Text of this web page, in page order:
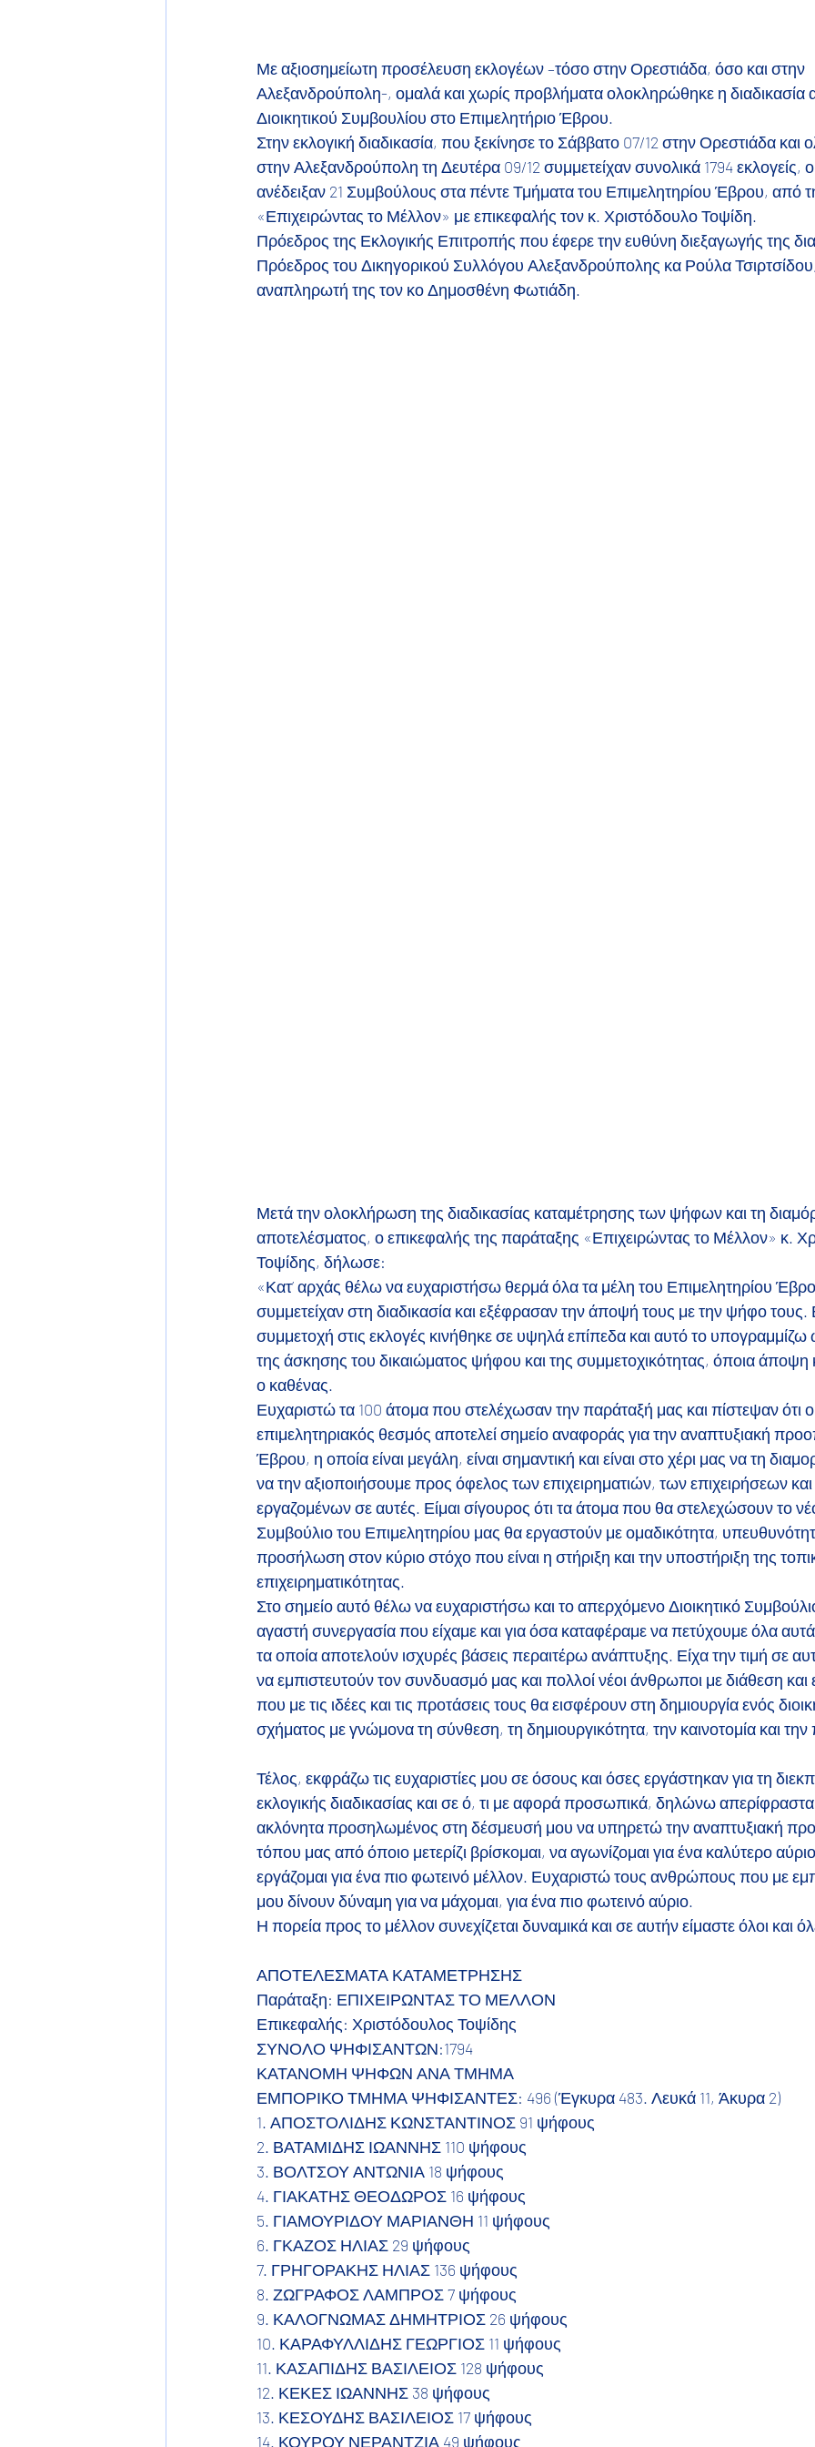
Με αξιοσημείωτη προσέλευση εκλογέων –τόσο στην Ορεστιάδα, όσο και στην
Αλεξανδρούπολη-, ομαλά και χωρίς προβλήματα ολοκληρώθηκε η διαδικασία
Διοικητικού Συμβουλίου στο Επιμελητήριο Έβρου.
Στην εκλογική διαδικασία, που ξεκίνησε το Σάββατο 07/12 στην Ορεστιάδα
στην Αλεξανδρούπολη τη Δευτέρα 09/12 συμμετείχαν συνολικά 1794 εκλογείς,
ανέδειξαν 21 Συμβούλους στα πέντε Τμήματα του Επιμελητηρίου Έβρου, από
«Επιχειρώντας το Μέλλον» με επικεφαλής τον κ. Χριστόδουλο Τοψίδη.
Πρόεδρος της Εκλογικής Επιτροπής που έφερε την ευθύνη διεξαγωγής της
Πρόεδρος του Δικηγορικού Συλλόγου Αλεξανδρούπολης κα Ρούλα
αναπληρωτή της τον κο Δημοσθένη Φωτιάδη.
Μετά την ολοκλήρωση της διαδικασίας καταμέτρησης των ψήφων και τη
αποτελέσματος, ο επικεφαλής της παράταξης «Επιχειρώντας το Μέλλον» κ.
Τοψίδης, δήλωσε:
«Κατ’ αρχάς θέλω να ευχαριστήσω θερμά όλα τα μέλη του Επιμελητηρίου
συμμετείχαν στη διαδικασία και εξέφρασαν την άποψή τους με την ψήφο τους.
συμμετοχή στις εκλογές κινήθηκε σε υψηλά επίπεδα και αυτό το
της άσκησης του δικαιώματος ψήφου και της συμμετοχικότητας, όποια άποψη
ο καθένας.
Ευχαριστώ τα 100 άτομα που στελέχωσαν την παράταξή μας και πίστεψαν ότι ο
επιμελητηριακός θεσμός αποτελεί σημείο αναφοράς για την αναπτυξιακή
Έβρου, η οποία είναι μεγάλη, είναι σημαντική και είναι στο χέρι μας να τη
να την αξιοποιήσουμε προς όφελος των επιχειρηματιών, των επιχειρήσεων
εργαζομένων σε αυτές. Είμαι σίγουρος ότι τα άτομα που θα στελεχώσουν το
Συμβούλιο του Επιμελητηρίου μας θα εργαστούν με ομαδικότητα,
προσήλωση στον κύριο στόχο που είναι η στήριξη και την υποστήριξη της
επιχειρηματικότητας.
Στο σημείο αυτό θέλω να ευχαριστήσω και το απερχόμενο Διοικητικό
αγαστή συνεργασία που είχαμε και για όσα καταφέραμε να πετύχουμε όλα αυτά
τα οποία αποτελούν ισχυρές βάσεις περαιτέρω ανάπτυξης. Είχα την τιμή σε
να εμπιστευτούν τον συνδυασμό μας και πολλοί νέοι άνθρωποι με διάθεση και
που με τις ιδέες και τις προτάσεις τους θα εισφέρουν στη δημιουργία ενός
σχήματος με γνώμονα τη σύνθεση, τη δημιουργικότητα, την καινοτομία και
Τέλος, εκφράζω τις ευχαριστίες μου σε όσους και όσες εργάστηκαν για τη
εκλογικής διαδικασίας και σε ό, τι με αφορά προσωπικά, δηλώνω
ακλόνητα προσηλωμένος στη δέσμευσή μου να υπηρετώ την αναπτυξιακή
τόπου μας από όποιο μετερίζι βρίσκομαι, να αγωνίζομαι για ένα καλύτερο
εργάζομαι για ένα πιο φωτεινό μέλλον. Ευχαριστώ τους ανθρώπους που με
μου δίνουν δύναμη για να μάχομαι, για ένα πιο φωτεινό αύριο.
Η πορεία προς το μέλλον συνεχίζεται δυναμικά και σε αυτήν είμαστε όλοι και
ΑΠΟΤΕΛΕΣΜΑΤΑ ΚΑΤΑΜΕΤΡΗΣΗΣ
Παράταξη: ΕΠΙΧΕΙΡΩΝΤΑΣ ΤΟ ΜΕΛΛΟΝ
Επικεφαλής: Χριστόδουλος Τοψίδης
ΣΥΝΟΛΟ ΨΗΦΙΣΑΝΤΩΝ:1794
ΚΑΤΑΝΟΜΗ ΨΗΦΩΝ ΑΝΑ ΤΜΗΜΑ
ΕΜΠΟΡΙΚΟ ΤΜΗΜΑ ΨΗΦΙΣΑΝΤΕΣ: 496 (Έγκυρα 483. Λευκά 11, Άκυρα 2)
1. ΑΠΟΣΤΟΛΙΔΗΣ ΚΩΝΣΤΑΝΤΙΝΟΣ 91 ψήφους
2. ΒΑΤΑΜΙΔΗΣ ΙΩΑΝΝΗΣ 110 ψήφους
3. ΒΟΛΤΣΟΥ ΑΝΤΩΝΙΑ 18 ψήφους
4. ΓΙΑΚΑΤΗΣ ΘΕΟΔΩΡΟΣ 16 ψήφους
5. ΓΙΑΜΟΥΡΙΔΟΥ ΜΑΡΙΑΝΘΗ 11 ψήφους
6. ΓΚΑΖΟΣ ΗΛΙΑΣ 29 ψήφους
7. ΓΡΗΓΟΡΑΚΗΣ ΗΛΙΑΣ 136 ψήφους
8. ΖΩΓΡΑΦΟΣ ΛΑΜΠΡΟΣ 7 ψήφους
9. ΚΑΛΟΓΝΩΜΑΣ ΔΗΜΗΤΡΙΟΣ 26 ψήφους
10. ΚΑΡΑΦΥΛΛΙΔΗΣ ΓΕΩΡΓΙΟΣ 11 ψήφους
11. ΚΑΣΑΠΙΔΗΣ ΒΑΣΙΛΕΙΟΣ 128 ψήφους
12. ΚΕΚΕΣ ΙΩΑΝΝΗΣ 38 ψήφους
13. ΚΕΣΟΥΔΗΣ ΒΑΣΙΛΕΙΟΣ 17 ψήφους
14. ΚΟΥΡΟΥ ΝΕΡΑΝΤΖΙΑ 49 ψήφους